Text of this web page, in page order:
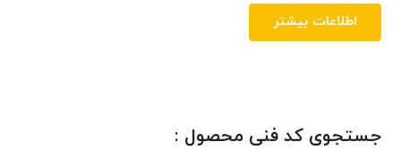
اطلاعات بیشتر
جستجوی کد فنی محصول :